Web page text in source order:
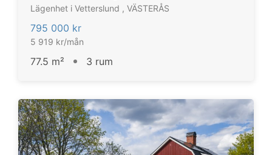
Lägenhet i Vetterslund , VÄSTERÅS
795 000 kr
5 919 kr/mån
77.5 m² 3 rum